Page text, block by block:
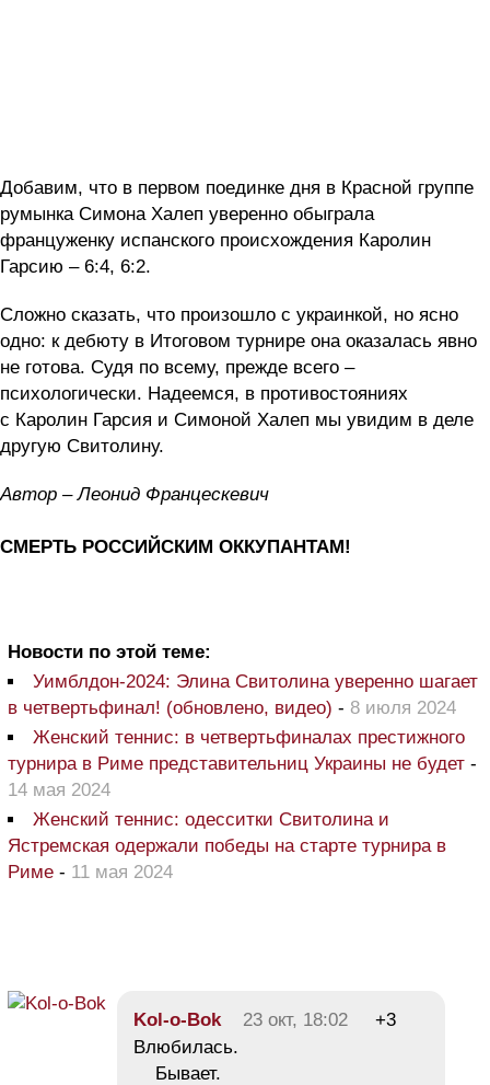
Добавим, что в первом поединке дня в Красной группе
румынка Симона Халеп уверенно обыграла
француженку испанского происхождения Каролин
Гарсию – 6:4, 6:2.
Сложно сказать, что произошло с украинкой, но ясно
одно: к дебюту в Итоговом турнире она оказалась явно
не готова. Судя по всему, прежде всего –
психологически. Надеемся, в противостояниях
с Каролин Гарсия и Симоной Халеп мы увидим в деле
другую Свитолину.
Автор – Леонид Францескевич
СМЕРТЬ РОССИЙСКИМ ОККУПАНТАМ!
Новости по этой теме:
Уимблдон-2024: Элина Свитолина уверенно шагает
в четвертьфинал! (обновлено, видео) - 8 июля 2024
Женский теннис: в четвертьфиналах престижного
турнира в Риме представительниц Украины не будет -
14 мая 2024
Женский теннис: одесситки Свитолина и
Ястремская одержали победы на старте турнира в
Риме - 11 мая 2024
Kol-o-Bok 23 окт, 18:02
+3
Влюбилась.
Бывает.